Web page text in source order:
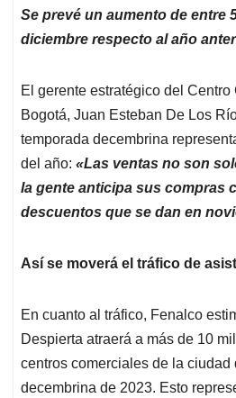
Se prevé un aumento de entre
diciembre respecto al año
El gerente estratégico del
Bogotá, Juan Esteban De Los
temporada decembrina
del año: «Las ventas no son
la gente anticipa sus compras
descuentos que se dan en
Así se moverá el tráfico de
En cuanto al tráfico, Fenalco
Despierta atraerá a más de 10
centros comerciales de la ciudad
decembrina de 2023. Esto